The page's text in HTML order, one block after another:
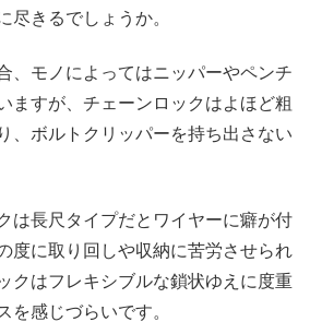
尽きるでしょうか。
、モノによってはニッパーやペンチ
ますが、チェーンロックはよほど粗
、ボルトクリッパーを持ち出さない
は長尺タイプだとワイヤーに癖が付
度に取り回しや収納に苦労させられ
クはフレキシブルな鎖状ゆえに度重
を感じづらいです。